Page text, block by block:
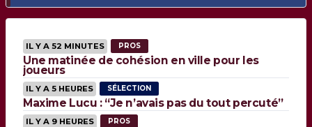
IL Y A 52 MINUTES PROS
Une matinée de cohésion en ville pour les
joueurs
IL Y A 5 HEURES SÉLECTION
Maxime Lucu : “Je n’avais pas du tout percuté”
IL Y A 9 HEURES PROS